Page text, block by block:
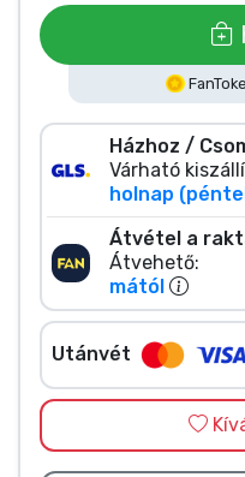
Házhoz /
Várható
holnap
Átvétel a
Átvehető:
mától
Utánvét